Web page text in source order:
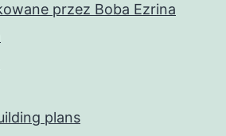
przez Boba Ezrina
plans